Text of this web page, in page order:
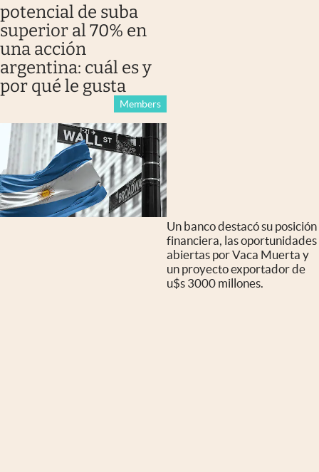
potencial de suba
superior al 70% en
una acción
argentina: cuál es y
por qué le gusta
Members
Un banco destacó su posición
financiera, las oportunidades
abiertas por Vaca Muerta y
un proyecto exportador de
u$s 3000 millones.